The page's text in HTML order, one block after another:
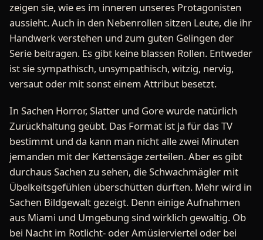
zeigen sie, wie es im inneren unseres Protagonisten
aussieht. Auch in den Nebenrollen sitzen Leute, die ihr
Handwerk verstehen und zum guten Gelingen der
Serie beitragen. Es gibt keine blassen Rollen. Entweder
ist sie sympathisch, unsympathisch, witzig, nervig,
versaut oder mit sonst einem Attribut besetzt.
In Sachen Horror, Slatter und Gore wurde natürlich
Zurückhaltung geübt. Das Format ist ja für das TV
bestimmt und da kann man nicht alle zwei Minuten
jemanden mit der Kettensäge zerteilen. Aber es gibt
durchaus Sachen zu sehen, die Schwachmägler mit
Übelkeitsgefühlen überschütten dürften. Mehr wird in
Sachen Bildgewalt gezeigt. Denn einige Aufnahmen
aus Miami und Umgebung sind wirklich gewaltig. Ob
bei Nacht im Rotlicht- oder Amüsierviertel oder bei